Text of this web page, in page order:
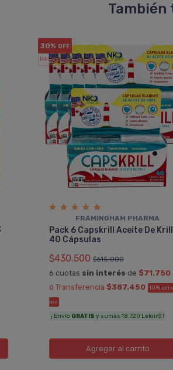
También
30% OFF
PACK x6u.
FRAMINGHAM PHARMA
Pack 6 Capskrill Aceite De
40 Cápsulas
$430.500 $615.000
6 cuotas sin interés de $71.750
ó Transferencia $387.450 10%
OFF
¡ Envío GRATIS y sumás 18.720 Leloir$ !
Agregaral carrito